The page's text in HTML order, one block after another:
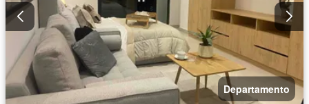
Departamento